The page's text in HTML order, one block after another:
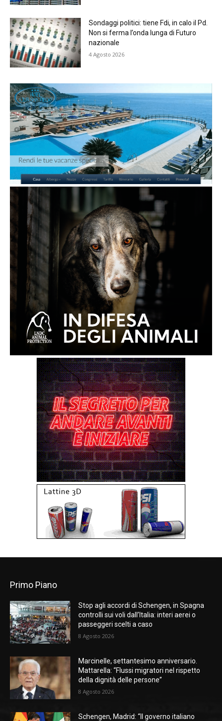
Sondaggi politici: tiene Fdi, in calo il Pd.
Non si ferma l’onda lunga di Futuro
nazionale
4 Agosto 2026
Primo Piano
Stop agli accordi di Schengen, in Spagna
controlli sui voli dall’Italia: interi aerei o
passeggeri scelti a caso
8 Agosto 2026
Marcinelle, settantesimo anniversario.
Mattarella: “Flussi migratori nel rispetto
della dignità delle persone”
8 Agosto 2026
Schengen, Madrid: “Il governo italiano